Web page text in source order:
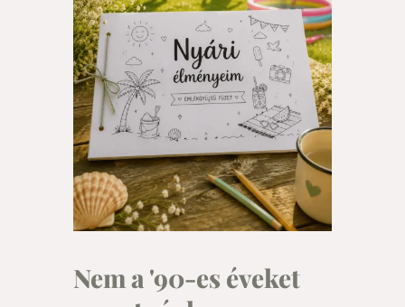
Nem a '90-es éveket